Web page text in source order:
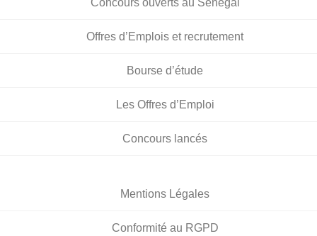
Concours ouverts au Sénégal
Offres d’Emplois et recrutement
Bourse d’étude
Les Offres d’Emploi
Concours lancés
Mentions Légales
Conformité au RGPD